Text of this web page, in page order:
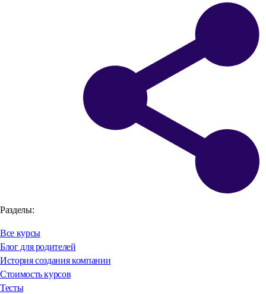
Разделы:
Все курсы
Блог для родителей
История создания компании
Стоимость курсов
Тесты